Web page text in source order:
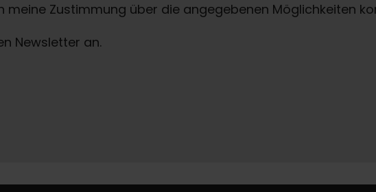
meine Zustimmung über die angegebenen Möglichkeiten
Newsletter an.